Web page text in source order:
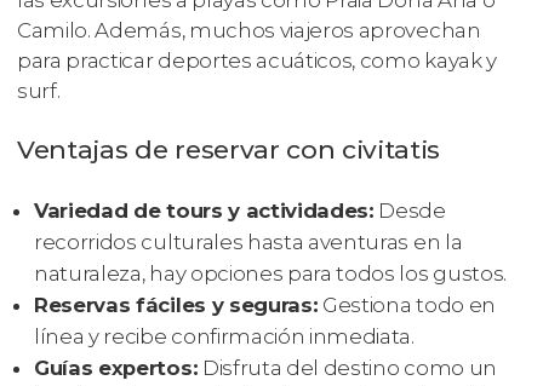
Camilo. Además, muchos viajeros aprovechan
para practicar deportes acuáticos, como kayak y
surf.
Ventajas de reservar con civitatis
Variedad de tours y actividades: Desde
recorridos culturales hasta aventuras en la
naturaleza, hay opciones para todos los gustos.
Reservas fáciles y seguras: Gestiona todo en
línea y recibe confirmación inmediata.
Guías expertos: Disfruta del destino como un